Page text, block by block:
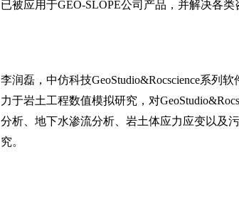
已被应用于GEO-SLOPE公司产品，并解决各类
李润磊，中仿科技GeoStudio&Rocscience系列
力于岩土工程数值模拟研究，对
分析、地下水渗流分析、岩土体应力应变以及
究。